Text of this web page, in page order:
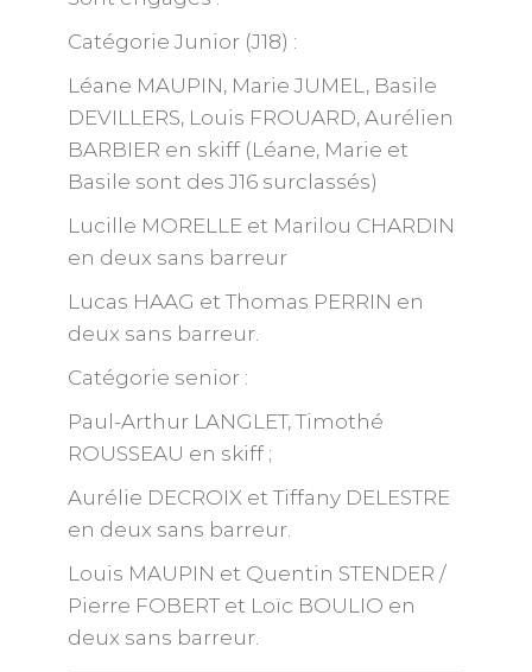
Catégorie Junior (J18) :
Léane MAUPIN, Marie JUMEL, Basile
DEVILLERS, Louis FROUARD, Aurélien
BARBIER en skiff (Léane, Marie et
Basile sont des J16 surclassés)
Lucille MORELLE et Marilou CHARDIN
en deux sans barreur
Lucas HAAG et Thomas PERRIN en
deux sans barreur.
Catégorie senior :
Paul-Arthur LANGLET, Timothé
ROUSSEAU en skiff ;
Aurélie DECROIX et Tiffany DELESTRE
en deux sans barreur.
Louis MAUPIN et Quentin STENDER /
Pierre FOBERT et Loïc BOULIO en
deux sans barreur.